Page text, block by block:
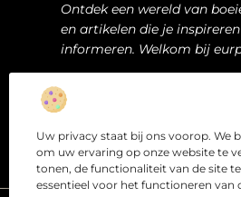
Uw privacy staat bij ons voorop. We
om uw ervaring op onze website te
tonen, de functionaliteit van de site
essentieel voor het functioneren van
Ontdek een wereld van
en artikelen die je
informeren. Welkom bij
Bericht categorie